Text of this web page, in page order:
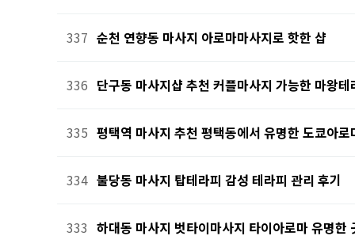
337 순천 연향동 마사지 아로마마사지로 핫한 샵
336 단구동 마사지샵 추천 커플마사지 가능한 마왕테
335 평택역 마사지 추천 평택동에서 유명한 도쿄아로
334 불당동 마사지 탑테라피 감성 테라피 관리 후기
333 하대동 마사지 벗타이마사지 타이아로마 유명한